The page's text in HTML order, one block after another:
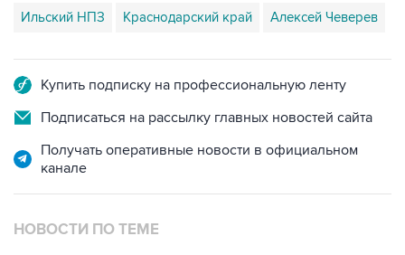
Ильский НПЗ Краснодарский край Алексей Чеверев
Купить подписку на профессиональную ленту
Подписаться на рассылку главных новостей сайта
Получать оперативные новости в официальном
канале
НОВОСТИ ПО ТЕМЕ